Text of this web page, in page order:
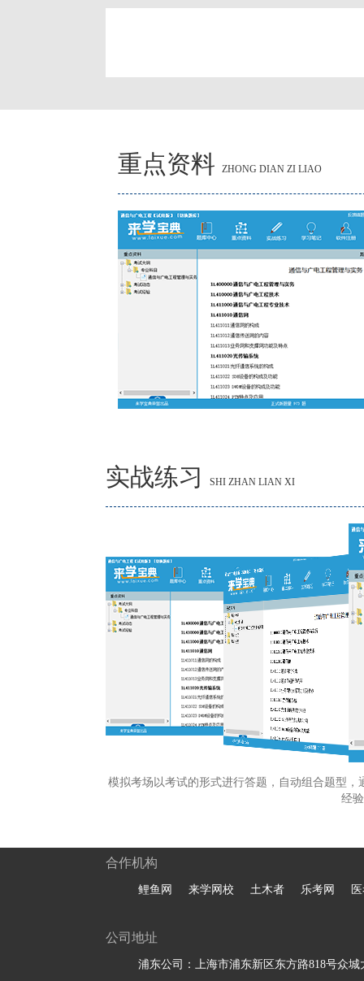
重点资料 ZHONG DIAN ZI LIAO
实战练习 SHI ZHAN LIAN XI
模拟考场以考试的形式进行答题，自动组合题型
经
合作机构
鲤鱼网 来学网校 土木者 乐考网
公司地址
浦东公司：上海市浦东新区东方路818号众城